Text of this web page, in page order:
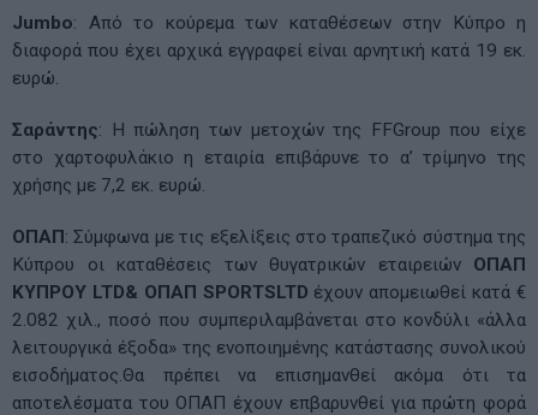
Jumbo: Από το κούρεμα των καταθέσεων στην Κύπρο η
διαφορά που έχει αρχικά εγγραφεί είναι αρνητική κατά 19 εκ.
ευρώ.
Σαράντης: Η πώληση των μετοχών της FFGroup που είχε
στο χαρτοφυλάκιο η εταιρία επιβάρυνε το α’ τρίμηνο της
χρήσης με 7,2 εκ. ευρώ.
ΟΠΑΠ: Σύμφωνα με τις εξελίξεις στο τραπεζικό σύστημα της
Κύπρου οι καταθέσεις των θυγατρικών εταιρειών ΟΠΑΠ
ΚΥΠΡΟΥ LTD& ΟΠΑΠ SPORTSLTD έχουν απομειωθεί κατά €
2.082 χιλ., ποσό που συμπεριλαμβάνεται στο κονδύλι «άλλα
λειτουργικά έξοδα» της ενοποιημένης κατάστασης συνολικού
εισοδήματος.Θα πρέπει να επισημανθεί ακόμα ότι τα
αποτελέσματα του ΟΠΑΠ έχουν επβαρυνθεί για πρώτη φορά